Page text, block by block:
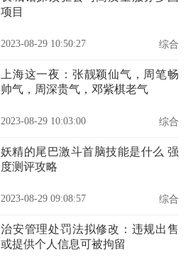
项目
2023-08-29 10:50:27 综合
上海这一夜：张靓颖仙气，周笔畅
帅气，周深贵气，邓紫棋老气
2023-08-29 10:03:00 综合
妖精的尾巴激斗首脑技能是什么 强
度测评攻略
2023-08-29 09:08:57 综合
治安管理处罚法拟修改：违规出售
或提供个人信息可被拘留